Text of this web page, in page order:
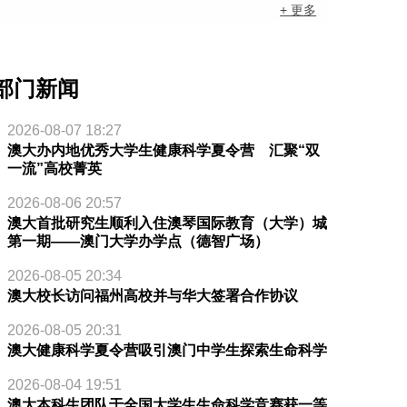
+ 更多
门新闻
2026-08-07 18:27
澳大办内地优秀大学生健康科学夏令营 汇聚“双
一流”高校菁英
2026-08-06 20:57
澳大首批研究生顺利入住澳琴国际教育（大学）城
第一期——澳门大学办学点（德智广场）
2026-08-05 20:34
澳大校长访问福州高校并与华大签署合作协议
2026-08-05 20:31
澳大健康科学夏令营吸引澳门中学生探索生命科学
2026-08-04 19:51